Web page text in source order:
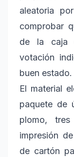
aleatoria
comprobar
de la caja
votación
buen estado.
El material
paquete de
plomo,
impresión
de cartón